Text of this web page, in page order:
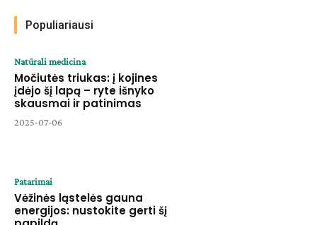
Populiariausi
Natūrali medicina
Močiutės triukas: į kojines
įdėjo šį lapą – ryte išnyko
skausmai ir patinimas
2025-07-06
Patarimai
Vėžinės ląstelės gauna
energijos: nustokite gerti šį